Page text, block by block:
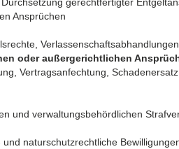
gerechtfertigter
Ansprüchen
Verlassenschaftsabhandlungen
oder außergerichtlichen
Vertragsanfechtung,
und verwaltungsbehördlichen
naturschutzrechtliche